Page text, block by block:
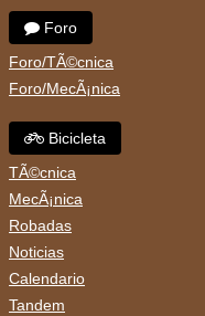
Foro
Foro/TÃ©cnica
Foro/MecÃ¡nica
Bicicleta
TÃ©cnica
MecÃ¡nica
Robadas
Noticias
Calendario
Tandem